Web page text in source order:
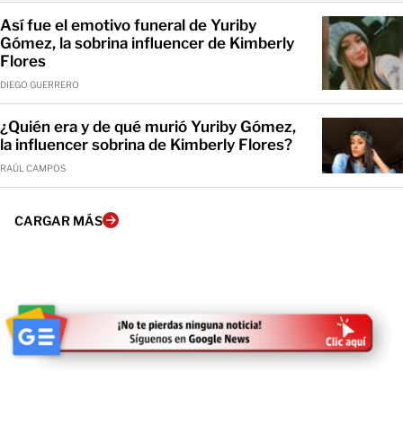
Así fue el emotivo funeral de Yuriby
Gómez, la sobrina influencer de Kimberly
Flores
DIEGO GUERRERO
¿Quién era y de qué murió Yuriby Gómez,
la influencer sobrina de Kimberly Flores?
RAÚL CAMPOS
CARGAR MÁS